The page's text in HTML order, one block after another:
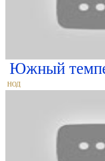
Южный
НОД